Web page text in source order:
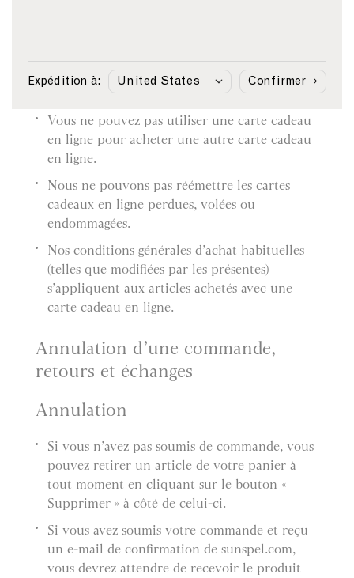
compte du montant de l’article. Aucun
remboursement en espèces ne sera effectué.
Vous ne pouvez pas utiliser une carte cadeau
en ligne pour acheter une autre carte cadeau
en ligne.
Nous ne pouvons pas réémettre les cartes
cadeaux en ligne perdues, volées ou
endommagées.
Nos conditions générales d’achat habituelles
(telles que modifiées par les présentes)
s’appliquent aux articles achetés avec une
carte cadeau en ligne.
Annulation d’une commande,
retours et échanges
Annulation
Si vous n’avez pas soumis de commande, vous
pouvez retirer un article de votre panier à
tout moment en cliquant sur le bouton «
Supprimer » à côté de celui-ci.
Si vous avez soumis votre commande et reçu
un e-mail de confirmation de sunspel.com,
vous devrez attendre de recevoir le produit
Expédition à: Confirmer